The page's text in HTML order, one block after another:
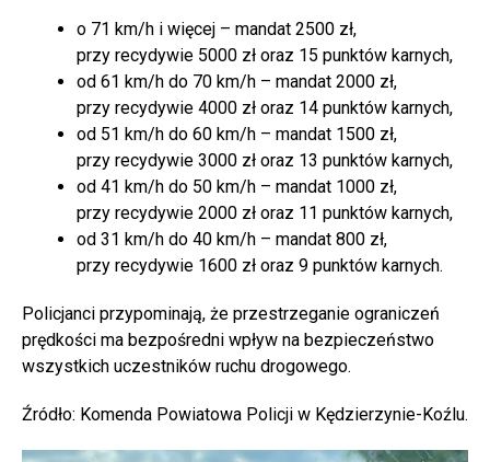
o 71 km/h i więcej – mandat 2500 zł,
przy recydywie 5000 zł oraz 15 punktów karnych,
od 61 km/h do 70 km/h – mandat 2000 zł,
przy recydywie 4000 zł oraz 14 punktów karnych,
od 51 km/h do 60 km/h – mandat 1500 zł,
przy recydywie 3000 zł oraz 13 punktów karnych,
od 41 km/h do 50 km/h – mandat 1000 zł,
przy recydywie 2000 zł oraz 11 punktów karnych,
od 31 km/h do 40 km/h – mandat 800 zł,
przy recydywie 1600 zł oraz 9 punktów karnych.
Policjanci przypominają, że przestrzeganie ograniczeń
prędkości ma bezpośredni wpływ na bezpieczeństwo
wszystkich uczestników ruchu drogowego.
Źródło: Komenda Powiatowa Policji w Kędzierzynie-Koźlu.